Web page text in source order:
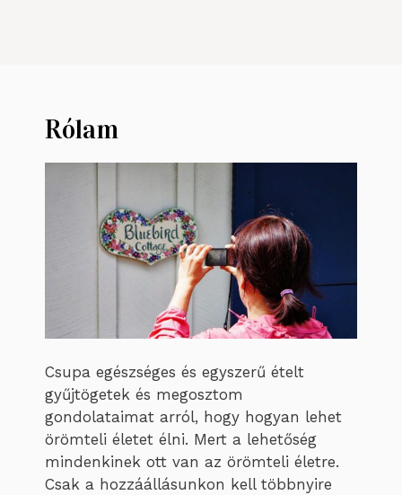
Rólam
Csupa egészséges és egyszerű ételt
gyűjtögetek és megosztom
gondolataimat arról, hogy hogyan lehet
örömteli életet élni. Mert a lehetőség
mindenkinek ott van az örömteli életre.
Csak a hozzáállásunkon kell többnyire